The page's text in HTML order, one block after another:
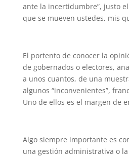
ante la incertidumbre”, justo
que se mueven ustedes, mis
El portento de conocer la
de gobernados o electores,
a unos cuantos, de una
algunos “inconvenientes”,
Uno de ellos es el margen de
Algo siempre importante es
una gestión administrativa o